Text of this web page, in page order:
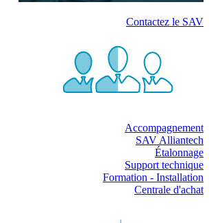
Contactez le SAV
Accompagnement
SAV Alliantech
Étalonnage
Support technique
Formation - Installation
Centrale d'achat